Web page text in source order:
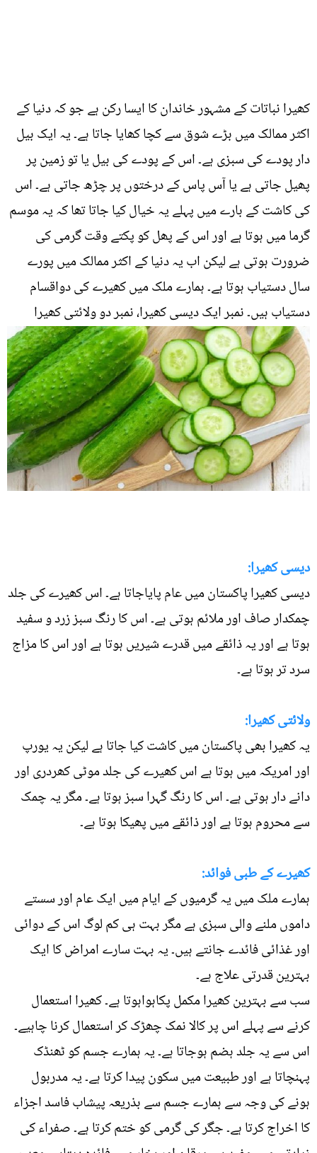
کھیرا نباتات کے مشہور خاندان کا ایسا رکن ہے جو کہ دنیا کے
اکثر ممالک میں بڑے شوق سے کچا کھایا جاتا ہے۔ یہ ایک بیل
دار پودے کی سبزی ہے۔ اس کے پودے کی بیل یا تو زمین پر
پھیل جاتی ہے یا آس پاس کے درختوں پر چڑھ جاتی ہے۔ اس
کی کاشت کے بارے میں پہلے یہ خیال کیا جاتا تھا کہ یہ موسم
گرما میں ہوتا ہے اور اس کے پھل کو پکتے وقت گرمی کی
ضرورت ہوتی ہے لیکن اب یہ دنیا کے اکثر ممالک میں پورے
سال دستیاب ہوتا ہے۔ ہمارے ملک میں کھیرے کی دواقسام
دستیاب ہیں۔ نمبر ایک دیسی کھیرا، نمبر دو ولائتی کھیرا
دیسی کھیرا:
دیسی کھیرا پاکستان میں عام پایاجاتا ہے۔ اس کھیرے کی جلد
چمکدار صاف اور ملائم ہوتی ہے۔ اس کا رنگ سبز زرد و سفید
ہوتا ہے اور یہ ذائقے میں قدرے شیریں ہوتا ہے اور اس کا مزاج
سرد تر ہوتا ہے۔
ولائتی کھیرا:
یہ کھیرا بھی پاکستان میں کاشت کیا جاتا ہے لیکن یہ یورپ
اور امریکہ میں ہوتا ہے اس کھیرے کی جلد موٹی کھردری اور
دانے دار ہوتی ہے۔ اس کا رنگ گہرا سبز ہوتا ہے۔ مگر یہ چمک
سے محروم ہوتا ہے اور ذائقے میں پھیکا ہوتا ہے۔
کھیرے کے طبی فوائد:
ہمارے ملک میں یہ گرمیوں کے ایام میں ایک عام اور سستے
داموں ملنے والی سبزی ہے مگر بہت ہی کم لوگ اس کے دوائی
اور غذائی فائدے جانتے ہیں۔ یہ بہت سارے امراض کا ایک
بہترین قدرتی علاج ہے۔
سب سے بہترین کھیرا مکمل پکاہواہوتا ہے۔ کھیرا استعمال
کرنے سے پہلے اس پر کالا نمک چھڑک کر استعمال کرنا چاہیے۔
اس سے یہ جلد ہضم ہوجاتا ہے۔ یہ ہمارے جسم کو ٹھنڈک
پہنچاتا ہے اور طبیعت میں سکون پیدا کرتا ہے۔ یہ مدربول
ہونے کی وجہ سے ہمارے جسم سے بذریعہ پیشاب فاسد اجزاء
کا اخراج کرتا ہے۔ جگر کی گرمی کو ختم کرتا ہے۔ صفراء کی